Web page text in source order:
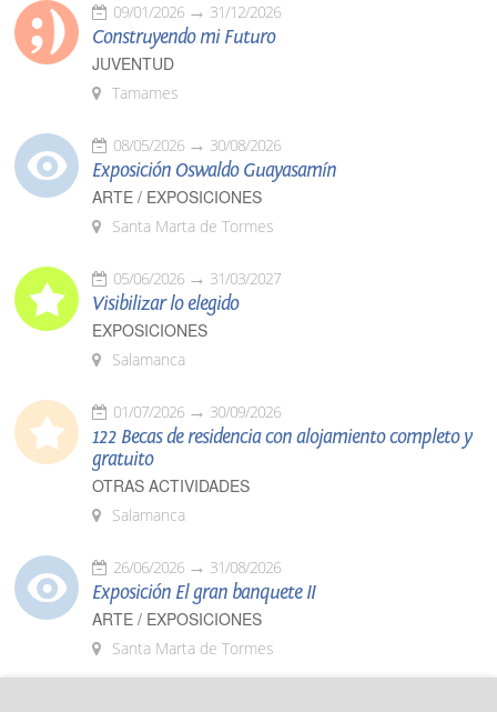
09/01/2026 31/12/2026
Construyendo mi Futuro
JUVENTUD
Tamames
08/05/2026 30/08/2026
Exposición Oswaldo Guayasamín
ARTE / EXPOSICIONES
Santa Marta de Tormes
05/06/2026 31/03/2027
Visibilizar lo elegido
EXPOSICIONES
Salamanca
01/07/2026 30/09/2026
122 Becas de residencia con alojamiento completo y
gratuito
OTRAS ACTIVIDADES
Salamanca
26/06/2026 31/08/2026
Exposición El gran banquete II
ARTE / EXPOSICIONES
Santa Marta de Tormes